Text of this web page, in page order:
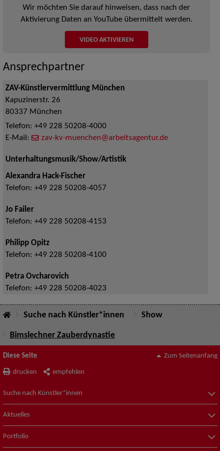
Wir möchten Sie darauf hinweisen, dass nach der
Aktivierung Daten an YouTube übermittelt werden.
VIDEO AKTIVIEREN
Ansprechpartner
ZAV-Künstlervermittlung München
Kapuzinerstr. 26
80337 München
Telefon: +49 228 50208-4000
E-Mail:
zav-kv-muenchen@arbeitsagentur.de
Unterhaltungsmusik/Show/Artistik
Alexandra Hack-Fischer
Telefon: +49 228 50208-4057
Jo Failer
Telefon: +49 228 50208-4153
Philipp Opitz
Telefon: +49 228 50208-4100
Petra Ovcharovich
Telefon: +49 228 50208-4023
Suche nach Künstler*innen Show
Bimslechner Zauberdynastie
Diese Seite
drucken empfehlen
Zum Seitenanfang
Suche nach Künstler*innen
Aktuelles
Portfolio